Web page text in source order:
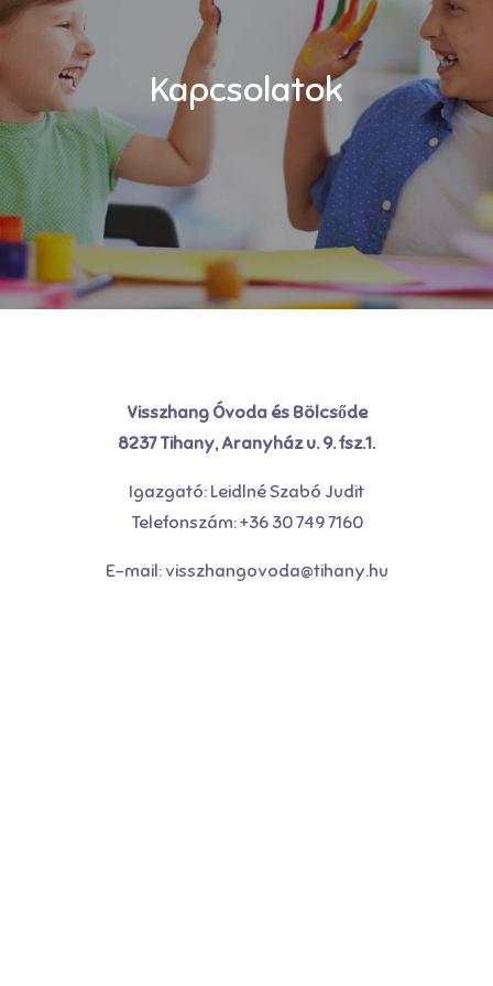
Kapcsolatok
Visszhang Óvoda és Bölcsőde
8237 Tihany, Aranyház u. 9. fsz.1.
Igazgató: Leidlné Szabó Judit
Telefonszám: +36 30 749 7160
E-mail: visszhangovoda@tihany.hu